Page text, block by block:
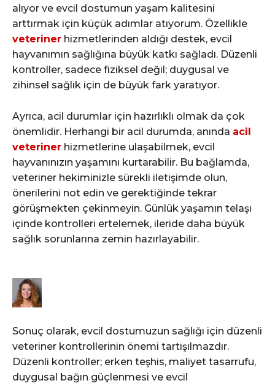
alıyor ve evcil dostumun yaşam kalitesini
arttırmak için küçük adımlar atıyorum. Özellikle
veteriner hizmetlerinden aldığı destek, evcil
hayvanımın sağlığına büyük katkı sağladı. Düzenli
kontroller, sadece fiziksel değil; duygusal ve
zihinsel sağlık için de büyük fark yaratıyor.
Ayrıca, acil durumlar için hazırlıklı olmak da çok
önemlidir. Herhangi bir acil durumda, anında acil
veteriner hizmetlerine ulaşabilmek, evcil
hayvanınızın yaşamını kurtarabilir. Bu bağlamda,
veteriner hekiminizle sürekli iletişimde olun,
önerilerini not edin ve gerektiğinde tekrar
görüşmekten çekinmeyin. Günlük yaşamın telaşı
içinde kontrolleri ertelemek, ileride daha büyük
sağlık sorunlarına zemin hazırlayabilir.
Sonuç olarak, evcil dostumuzun sağlığı için düzenli
veteriner kontrollerinin önemi tartışılmazdır.
Düzenli kontroller; erken teşhis, maliyet tasarrufu,
duygusal bağın güçlenmesi ve evcil